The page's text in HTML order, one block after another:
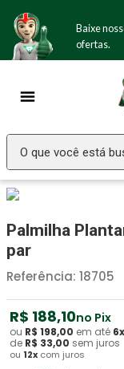
Baixe
ofertas.
O que você está
Palmilha
par
Referência: 18705
R$ 188,10no Pix
ou R$ 198,00 em até 6x
de R$ 33,00 sem juros
ou 12x com juros
3º Luva Latex
4º Littmann
5 º
6º Aparelho